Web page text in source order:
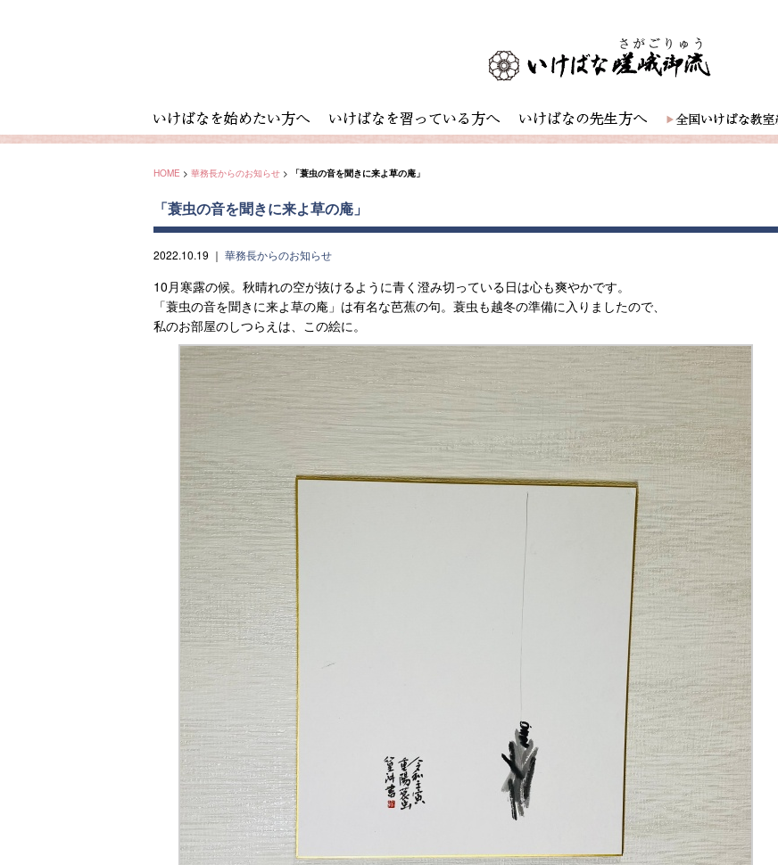
HOME > 華務長からのお知らせ > 「蓑虫の音を聞きに来よ草の庵」
「蓑虫の音を聞きに来よ草の庵」
2022.10.19 ｜ 華務長からのお知らせ
10月寒露の候。秋晴れの空が抜けるように青く澄み切っている日は心も爽やかです。
「蓑虫の音を聞きに来よ草の庵」は有名な芭蕉の句。蓑虫も越冬の準備に入りましたので、
私のお部屋のしつらえは、この絵に。